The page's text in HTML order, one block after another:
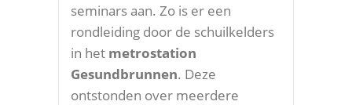
seminars aan. Zo is er een
rondleiding door de schuilkelders
in het metrostation
Gesundbrunnen. Deze
ontstonden over meerdere